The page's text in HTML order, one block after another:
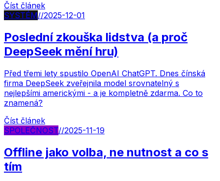
Číst článek
SYSTÉM//2025-12-01
Poslední zkouška lidstva (a proč
DeepSeek mění hru)
Před třemi lety spustilo OpenAI ChatGPT. Dnes čínská
firma DeepSeek zveřejnila model srovnatelný s
nejlepšími americkými - a je kompletně zdarma. Co to
znamená?
Číst článek
SPOLEČNOST//2025-11-19
Offline jako volba, ne nutnost a co s
tím